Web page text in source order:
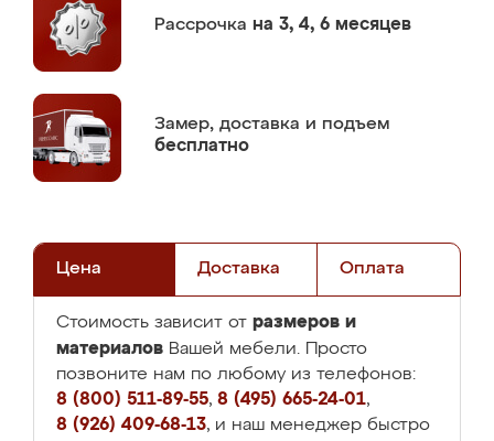
Рассрочка на 3, 4, 6 месяцев
Замер, доставка и подъем
бесплатно
Цена Доставка Оплата
Стоимость зависит от размеров и
материалов Вашей мебели. Просто
позвоните нам по любому из телефонов:
8 (800) 511-89-55, 8 (495) 665-24-01,
8 (926) 409-68-13, и наш менеджер быстро